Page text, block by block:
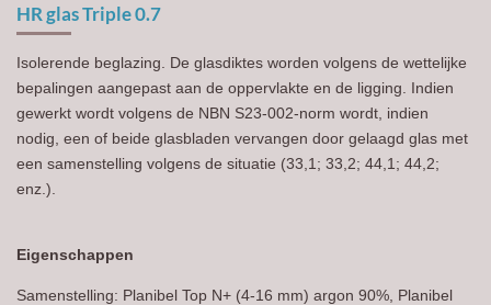
HR glas Triple 0.7
Isolerende beglazing. De glasdiktes worden volgens de wettelijke
bepalingen aangepast aan de oppervlakte en de ligging. Indien
gewerkt wordt volgens de NBN S23-002-norm wordt, indien
nodig, een of beide glasbladen vervangen door gelaagd glas met
een samenstelling volgens de situatie (33,1; 33,2; 44,1; 44,2;
enz.).
Eigenschappen
Samenstelling: Planibel Top N+ (4-16 mm) argon 90%, Planibel